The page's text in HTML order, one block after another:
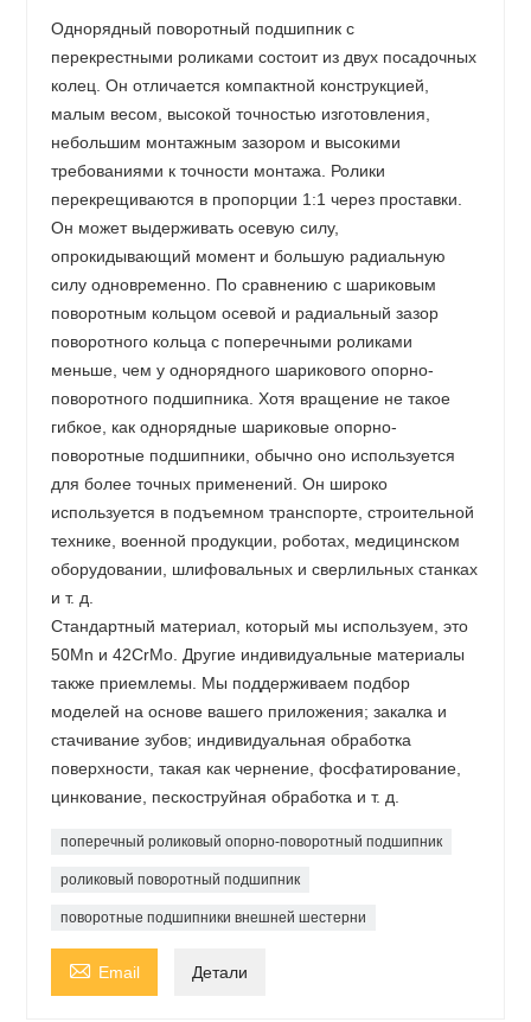
Однорядный поворотный подшипник с
перекрестными роликами состоит из двух посадочных
колец. Он отличается компактной конструкцией,
малым весом, высокой точностью изготовления,
небольшим монтажным зазором и высокими
требованиями к точности монтажа. Ролики
перекрещиваются в пропорции 1:1 через проставки.
Он может выдерживать осевую силу,
опрокидывающий момент и большую радиальную
силу одновременно. По сравнению с шариковым
поворотным кольцом осевой и радиальный зазор
поворотного кольца с поперечными роликами
меньше, чем у однорядного шарикового опорно-
поворотного подшипника. Хотя вращение не такое
гибкое, как однорядные шариковые опорно-
поворотные подшипники, обычно оно используется
для более точных применений. Он широко
используется в подъемном транспорте, строительной
технике, военной продукции, роботах, медицинском
оборудовании, шлифовальных и сверлильных станках
и т. д.
Стандартный материал, который мы используем, это
50Mn и 42CrMo. Другие индивидуальные материалы
также приемлемы. Мы поддерживаем подбор
моделей на основе вашего приложения; закалка и
стачивание зубов; индивидуальная обработка
поверхности, такая как чернение, фосфатирование,
цинкование, пескоструйная обработка и т. д.
поперечный роликовый опорно-поворотный подшипник
роликовый поворотный подшипник
поворотные подшипники внешней шестерни
 Email Детали